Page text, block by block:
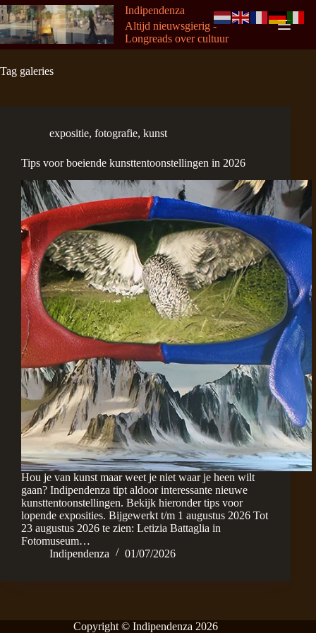
Ga
naar
de
inhoud
Indipendenza
Altijd nieuwsgierig -
Longreads over cultuur
Tag galeries
expositie, fotografie, kunst
Tips voor boeiende kunsttentoonstellingen in 2026
Hou je van kunst maar weet je niet waar je heen wilt
gaan? Indipendenza tipt aldoor interessante nieuwe
kunsttentoonstellingen. Bekijk hieronder tips voor
lopende exposities. Bijgewerkt t/m 1 augustus 2026 Tot
23 augustus 2026 te zien: Letizia Battaglia in
Fotomuseum…
Indipendenza
01/07/2026
Copyright © Indipendenza 2026